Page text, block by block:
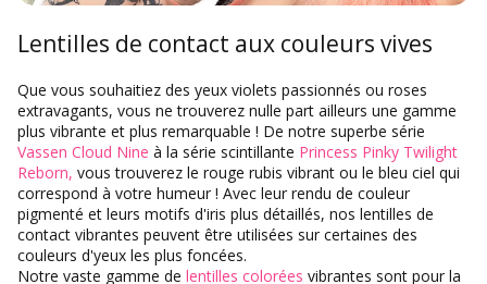
Lentilles de contact aux couleurs vives
Que vous souhaitiez des yeux violets passionnés ou roses
extravagants, vous ne trouverez nulle part ailleurs une gamme
plus vibrante et plus remarquable ! De notre superbe série
Vassen Cloud Nine à la série scintillante Princess Pinky Twilight
Reborn, vous trouverez le rouge rubis vibrant ou le bleu ciel qui
correspond à votre humeur ! Avec leur rendu de couleur
pigmenté et leurs motifs d'iris plus détaillés, nos lentilles de
contact vibrantes peuvent être utilisées sur certaines des
couleurs d'yeux les plus foncées.
Notre vaste gamme de lentilles colorées vibrantes sont pour la